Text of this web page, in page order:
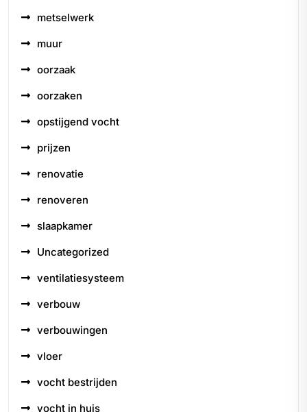
metselwerk
muur
oorzaak
oorzaken
opstijgend vocht
prijzen
renovatie
renoveren
slaapkamer
Uncategorized
ventilatiesysteem
verbouw
verbouwingen
vloer
vocht bestrijden
vocht in huis